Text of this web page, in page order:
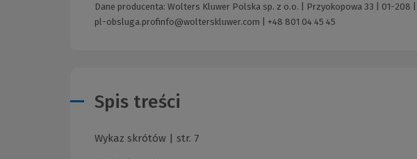
Dane producenta: Wolters Kluwer Polska sp. z o.o. | Przyokopowa 33 | 01-208 |
pl-obsluga.profinfo@wolterskluwer.com
+48 801 04 45 45
Spis treści
Wykaz skrótów | str. 7